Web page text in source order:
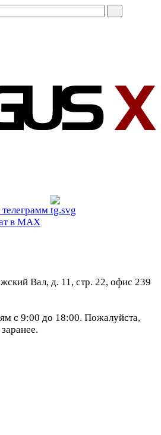
телеграмм
в МАХ
Вал, д. 11, стр. 22, офис 239
с 9:00 до 18:00. Пожалуйста,